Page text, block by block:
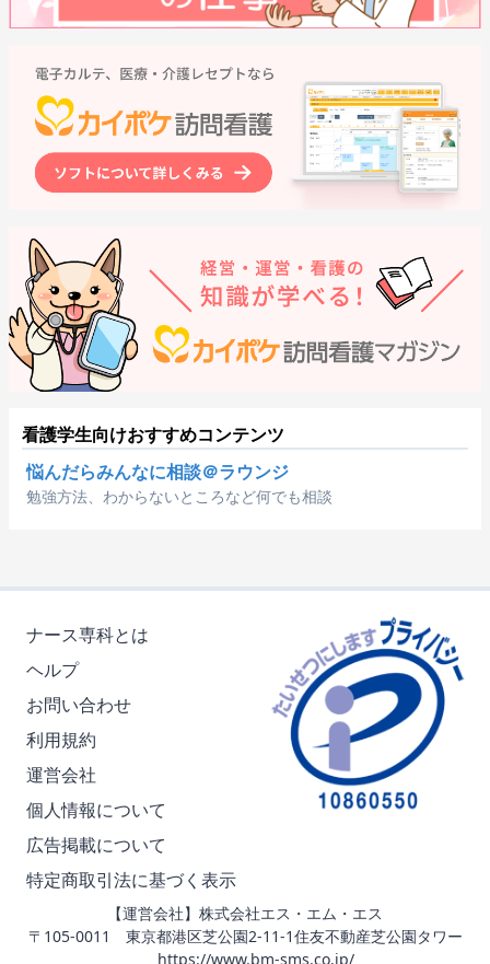
看護学生向けおすすめコンテンツ
悩んだらみんなに相談＠ラウンジ
勉強方法、わからないところなど何でも相談
ナース専科とは
ヘルプ
お問い合わせ
利用規約
運営会社
個人情報について
広告掲載について
特定商取引法に基づく表示
【運営会社】株式会社エス・エム・エス
〒105-0011 東京都港区芝公園2-11-1住友不動産芝公園タワー
https://www.bm-sms.co.jp/